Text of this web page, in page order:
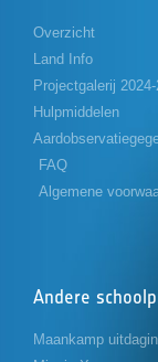
Overzicht
Land Info
Projectgalerij
Hulpmiddelen
FAQ
Algemene
Andere
Maankamp